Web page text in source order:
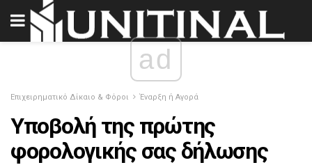
ad
Επιχειρηματικό Δίκαιο & Φόροι Έναρξη ή Αγορά
Υποβολή της πρώτης
φορολογικής σας δήλωσης